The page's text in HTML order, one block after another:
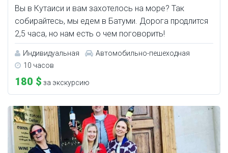
Вы в Кутаиси и вам захотелось на море? Так
собирайтесь, мы едем в Батуми. Дорога продлится
2,5 часа, но нам есть о чем поговорить!
Индивидуальная
Автомобильно-пешеходная
10 часов
180 $ за экскурсию